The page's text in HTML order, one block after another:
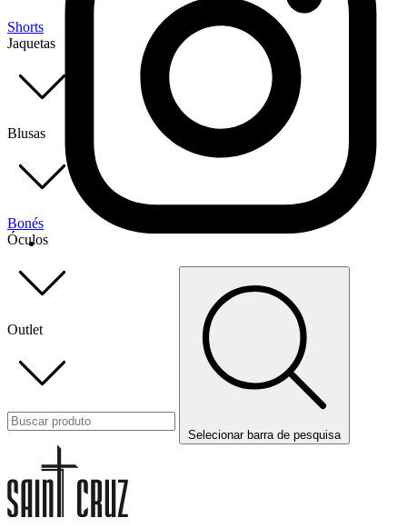
Shorts
Jaquetas
Blusas
Bonés
Óculos
Outlet
Selecionar barra de pesquisa